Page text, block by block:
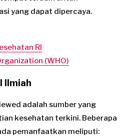
yang dapat dipercaya.
RI
(WHO)
Ilmiah
adalah sumber yang
kesehatan terkini. Beberapa
pemanfaatkan meliputi: